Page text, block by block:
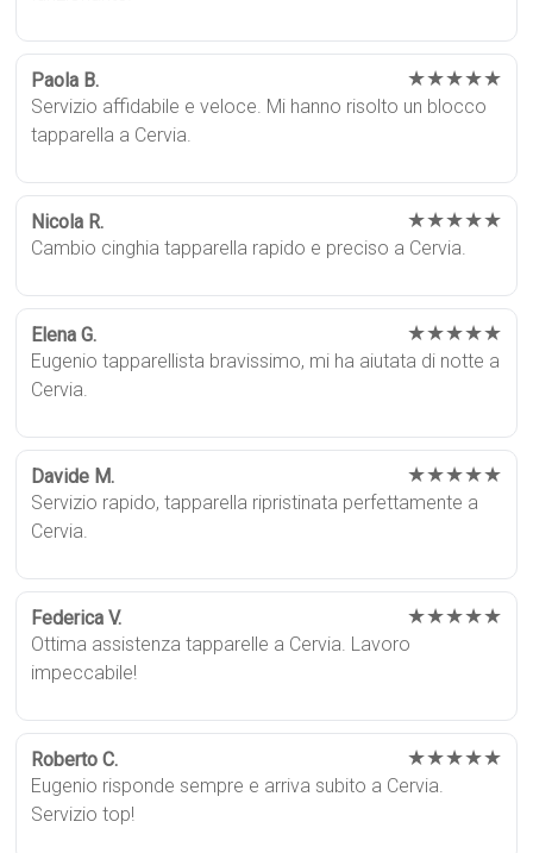
Paola B. ★★★★★
Servizio affidabile e veloce. Mi hanno risolto un blocco
tapparella a Cervia.
Nicola R. ★★★★★
Cambio cinghia tapparella rapido e preciso a Cervia.
Elena G. ★★★★★
Eugenio tapparellista bravissimo, mi ha aiutata di notte a
Cervia.
Davide M. ★★★★★
Servizio rapido, tapparella ripristinata perfettamente a
Cervia.
Federica V. ★★★★★
Ottima assistenza tapparelle a Cervia. Lavoro
impeccabile!
Roberto C. ★★★★★
Eugenio risponde sempre e arriva subito a Cervia.
Servizio top!